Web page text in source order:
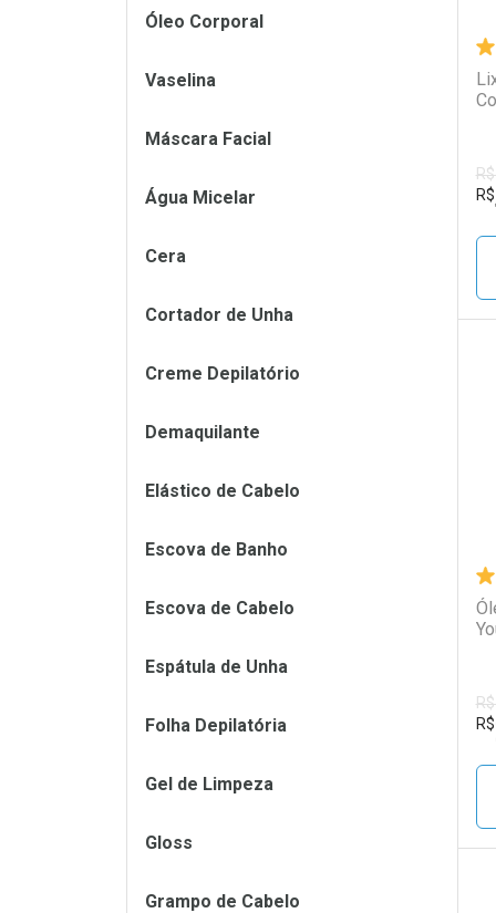
R$
R$
Óleo Corporal
Vaselina
Máscara Facial
Água Micelar
Cera
Cortador de Unha
Creme Depilatório
Demaquilante
Elástico de Cabelo
Escova de Banho
Escova de Cabelo
Espátula de Unha
Folha Depilatória
Gel de Limpeza
Gloss
Grampo de Cabelo